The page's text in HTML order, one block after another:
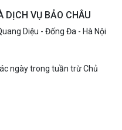
DỊCH VỤ BẢO CHÂU
Diệu - Đống Đa - Hà Nội
ngày trong tuần trừ Chủ